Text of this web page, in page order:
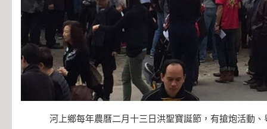
河上鄉每年農曆二月十三日洪聖寶誕節，有搶炮活動